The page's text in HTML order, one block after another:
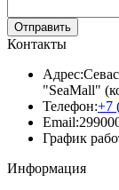
Отправить
Контакты
Адрес:
"SeaMall"
Телефон:+7
Email:
График
Информация